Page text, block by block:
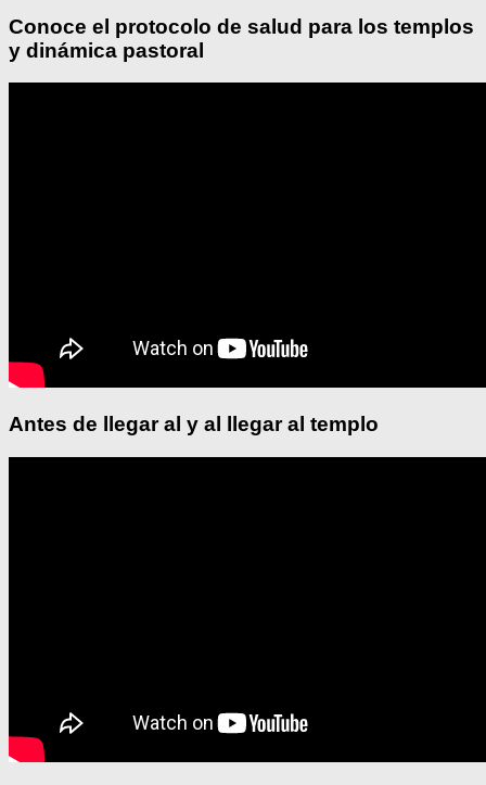
Conoce el protocolo de salud para los templos
y dinámica pastoral
Antes de llegar al y al llegar al templo